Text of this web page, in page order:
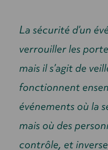
La sécurité d’un
verrouiller les
mais il s’agit de
fonctionnent
événements où la
mais où des
contrôle, et